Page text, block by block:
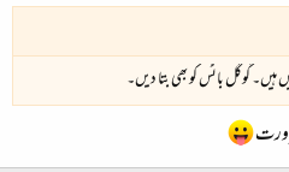
ہیں۔ گوگل باٹس کو بھی بتا دیں۔